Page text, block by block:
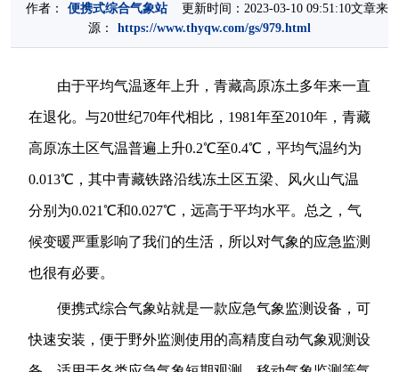
作者： 便携式综合气象站更新时间：2023-03-10 09:51:10文章来
源：
https://www.thyqw.com/gs/979.html
由于平均气温逐年上升，青藏高原冻土多年来一直
在退化。与20世纪70年代相比，1981年至2010年，青藏
高原冻土区气温普遍上升0.2℃至0.4℃，平均气温约为
0.013℃，其中青藏铁路沿线冻土区五梁、风火山气温
分别为0.021℃和0.027℃，远高于平均水平。总之，气
候变暖严重影响了我们的生活，所以对气象的应急监测
也很有必要。
便携式综合气象站就是一款应急气象监测设备，可
快速安装，便于野外监测使用的高精度自动气象观测设